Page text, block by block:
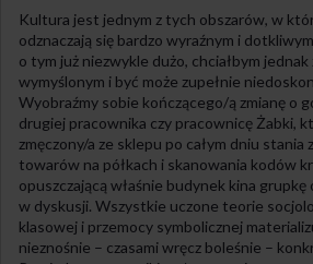
Kultura jest jednym z tych obszarów, w
odznaczają się bardzo wyraźnym i
o tym już niezwykle dużo, chciałbym
wymyślonym i być może zupełnie
Wyobraźmy sobie kończącego/ą zmianę o
drugiej pracownika czy pracownicę Żabki,
zmęczony/a ze sklepu po całym dniu stania
towarów na półkach i skanowania kodów
opuszczającą właśnie budynek kina
w dyskusji. Wszystkie uczone teorie
klasowej i przemocy symbolicznej
nieznośnie – czasami wręcz boleśnie –